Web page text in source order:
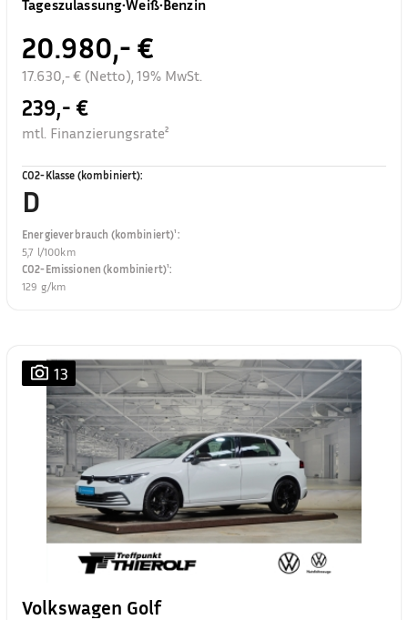
Tageszulassung•Weiß•Benzin
20.980,- €
17.630,- € (Netto), 19% MwSt.
239,- €
mtl. Finanzierungsrate²
CO2-Klasse (kombiniert):
D
Energieverbrauch (kombiniert)¹:
5,7 l/100km
CO2-Emissionen (kombiniert)¹:
129 g/km
13
Volkswagen Golf